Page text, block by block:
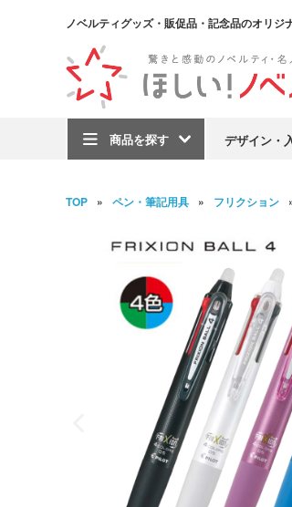
ノベルティグッズ・販促品・記念品のオリジ
商品を探す デザイン・
TOP ペン・筆記用具 フリクション